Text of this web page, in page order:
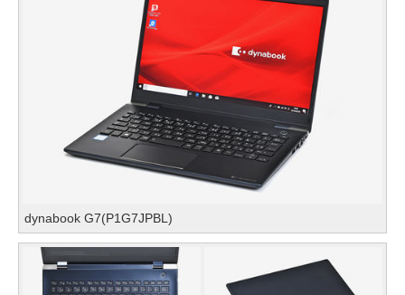
dynabook G7(P1G7JPBL)